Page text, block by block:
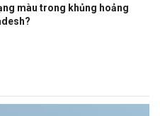
màu trong khủng hoảng